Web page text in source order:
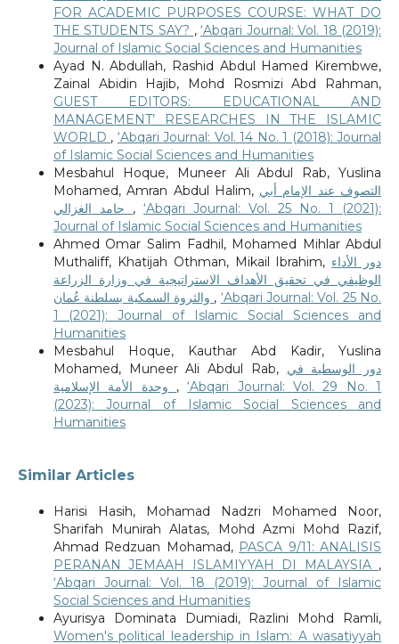
FOR ACADEMIC PURPOSES COURSE: WHAT DO
THE STUDENTS SAY? ,‘Abqari Journal: Vol. 18 (2019):
Journal of Islamic Social Sciences and Humanities
Ayad N. Abdullah, Rashid Abdul Hamed Kirembwe,
Zainal Abidin Hajib, Mohd Rosmizi Abd Rahman,
GUEST EDITORS: EDUCATIONAL AND
MANAGEMENT’ RESEARCHES IN THE ISLAMIC
WORLD , ‘Abqari Journal: Vol. 14 No. 1 (2018): Journal
of Islamic Social Sciences and Humanities
Mesbahul Hoque, Muneer Ali Abdul Rab, Yuslina
Mohamed, Amran Abdul Halim, التصوف عند الإمام أبي
,‘Abqari Journal: Vol. 25 No. 1 (2021):
Journal of Islamic Social Sciences and Humanities
Ahmed Omar Salim Fadhil, Mohamed Mihlar Abdul
Muthaliff, Khatijah Othman, Mikail Ibrahim, دور الأداء
الوظيفي في تحقيق الأهداف الاستراتيجية في وزارة الزراعة
, ‘Abqari Journal: Vol. 25 No.
1 (2021): Journal of Islamic Social Sciences and
Humanities
Mesbahul Hoque, Kauthar Abd Kadir, Yuslina
Mohamed, Muneer Ali Abdul Rab, دور الوسطية في
,‘Abqari Journal: Vol. 29 No. 1
(2023): Journal of Islamic Social Sciences and
Humanities
Similar Articles
Harisi Hasih, Mohamad Nadzri Mohamed Noor,
Sharifah Munirah Alatas, Mohd Azmi Mohd Razif,
Ahmad Redzuan Mohamad, PASCA 9/11: ANALISIS
PERANAN JEMAAH ISLAMIYYAH DI MALAYSIA ,
‘Abqari Journal: Vol. 18 (2019): Journal of Islamic
Social Sciences and Humanities
Ayurisya Dominata Dumiadi, Razlini Mohd Ramli,
Women's political leadership in Islam: A wasatiyyah